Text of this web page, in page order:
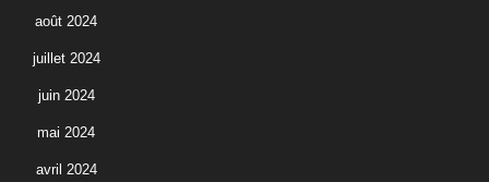
août 2024
juillet 2024
juin 2024
mai 2024
avril 2024